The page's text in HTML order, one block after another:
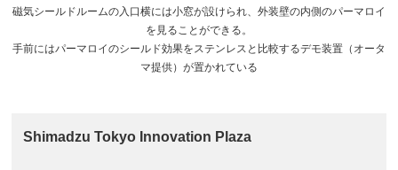
磁気シールドルームの入口横には小窓が設けられ、外装壁の内側のパーマロイ
を見ることができる。
手前にはパーマロイのシールド効果をステンレスと比較するデモ装置（オータ
マ提供）が置かれている
Shimadzu Tokyo Innovation Plaza